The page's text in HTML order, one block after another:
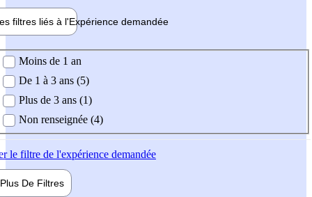
filtres liés à l'Expérience demandée
demandée
Moins de 1 an
De 1 à 3 ans (5)
Plus de 3 ans (1)
Non renseignée (4)
le filtre de l'expérience demandée
Plus De Filtres